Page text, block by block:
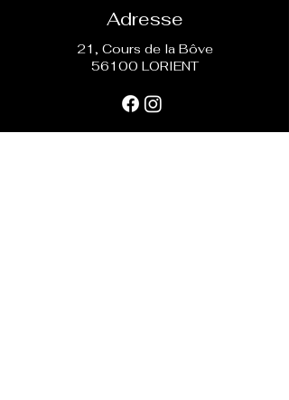
Adresse
21, Cours de la Bôve
56100 LORIENT